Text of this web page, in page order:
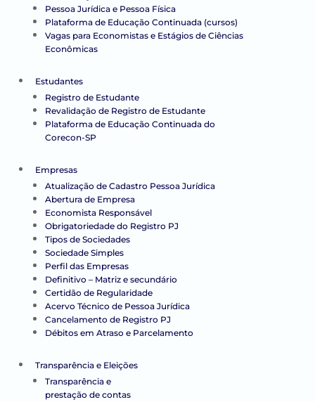
Pessoa Jurídica e Pessoa Física
Plataforma de Educação Continuada (cursos)
Vagas para Economistas e Estágios de Ciências
Econômicas
Estudantes
Registro de Estudante
Revalidação de Registro de Estudante
Plataforma de Educação Continuada do
Corecon-SP
Empresas
Atualização de Cadastro Pessoa Jurídica
Abertura de Empresa
Economista Responsável
Obrigatoriedade do Registro PJ
Tipos de Sociedades
Sociedade Simples
Perfil das Empresas
Definitivo – Matriz e secundário
Certidão de Regularidade
Acervo Técnico de Pessoa Jurídica
Cancelamento de Registro PJ
Débitos em Atraso e Parcelamento
Transparência e Eleições
Transparência e
prestação de contas